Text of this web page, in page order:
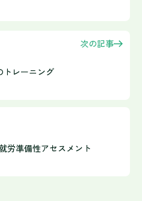
次の記事
トレーニング
労準備性アセスメント